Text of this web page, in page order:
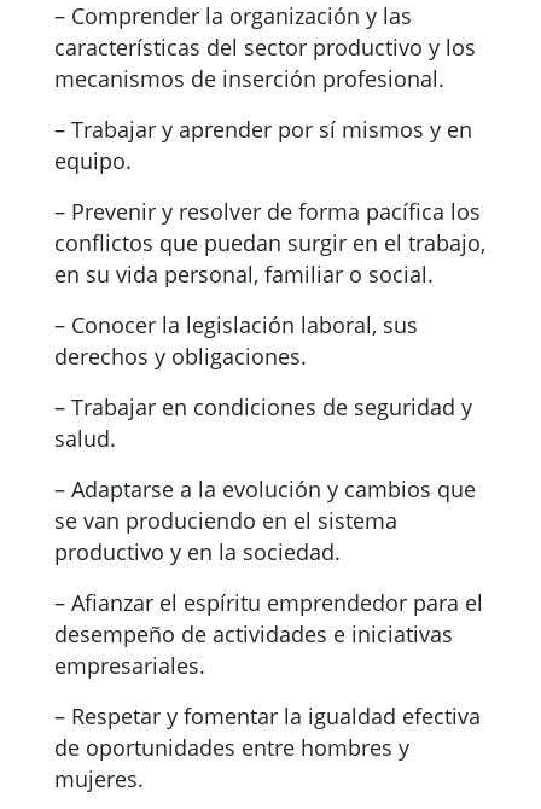
– Comprender la organización y las
características del sector productivo y los
mecanismos de inserción profesional.
– Trabajar y aprender por sí mismos y en
equipo.
– Prevenir y resolver de forma pacífica los
conflictos que puedan surgir en el trabajo,
en su vida personal, familiar o social.
– Conocer la legislación laboral, sus
derechos y obligaciones.
– Trabajar en condiciones de seguridad y
salud.
– Adaptarse a la evolución y cambios que
se van produciendo en el sistema
productivo y en la sociedad.
– Afianzar el espíritu emprendedor para el
desempeño de actividades e iniciativas
empresariales.
– Respetar y fomentar la igualdad efectiva
de oportunidades entre hombres y
mujeres.